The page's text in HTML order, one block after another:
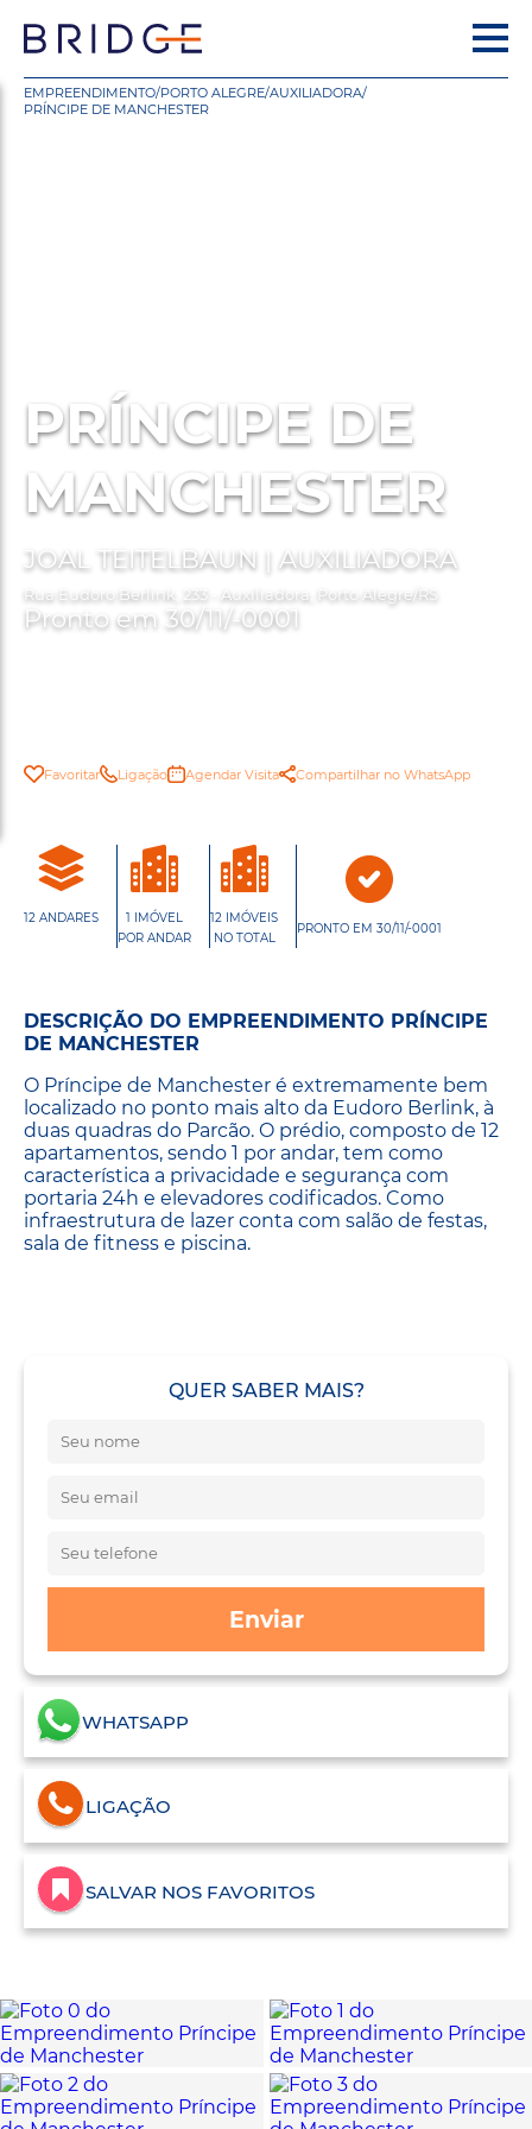
EMPREENDIMENTO/PORTO ALEGRE/AUXILIADORA/
PRÍNCIPE DE MANCHESTER
PRÍNCIPE DE
MANCHESTER
JOAL TEITELBAUN | AUXILIADORA
Rua Eudoro Berlink, 233 - Auxiliadora, Porto Alegre/RS
Pronto em 30/11/-0001
Favoritar Ligação Agendar Visita Compartilhar no WhatsApp
12 ANDARES
1 IMÓVEL
POR ANDAR
12 IMÓVEIS
NO TOTAL
PRONTO EM 30/11/-0001
DESCRIÇÃO DO EMPREENDIMENTO PRÍNCIPE
DE MANCHESTER
O Príncipe de Manchester é extremamente bem
localizado no ponto mais alto da Eudoro Berlink, à
duas quadras do Parcão. O prédio, composto de 12
apartamentos, sendo 1 por andar, tem como
característica a privacidade e segurança com
portaria 24h e elevadores codificados. Como
infraestrutura de lazer conta com salão de festas,
sala de fitness e piscina.
QUER SABER MAIS?
Enviar
WHATSAPP
LIGAÇÃO
SALVAR NOS FAVORITOS